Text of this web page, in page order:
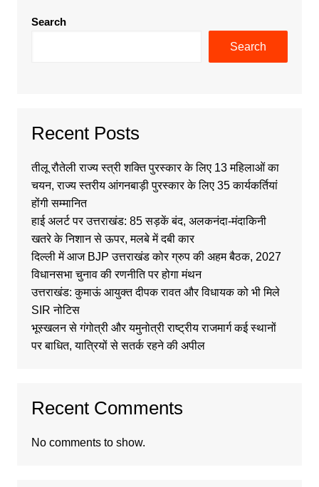
Search
Search
Recent Posts
तीलू रौतेली राज्य स्त्री शक्ति पुरस्कार के लिए 13 महिलाओं का
चयन, राज्य स्तरीय आंगनबाड़ी पुरस्कार के लिए 35 कार्यकर्तियां
होंगी सम्मानित
हाई अलर्ट पर उत्तराखंड: 85 सड़कें बंद, अलकनंदा-मंदाकिनी
खतरे के निशान से ऊपर, मलबे में दबी कार
दिल्ली में आज BJP उत्तराखंड कोर ग्रुप की अहम बैठक, 2027
विधानसभा चुनाव की रणनीति पर होगा मंथन
उत्तराखंड: कुमाऊं आयुक्त दीपक रावत और विधायक को भी मिले
SIR नोटिस
भूस्खलन से गंगोत्री और यमुनोत्री राष्ट्रीय राजमार्ग कई स्थानों
पर बाधित, यात्रियों से सतर्क रहने की अपील
Recent Comments
No comments to show.